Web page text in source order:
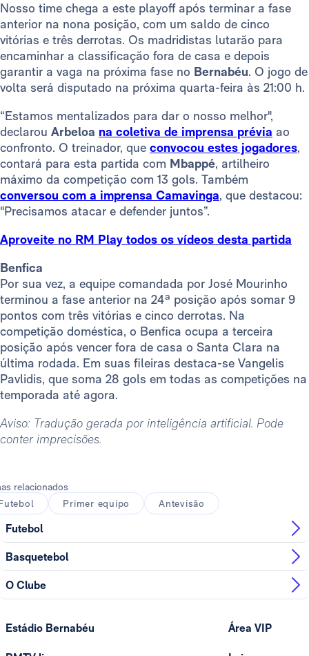
Nosso time chega a este playoff após terminar a fase
anterior na nona posição, com um saldo de cinco
vitórias e três derrotas. Os madridistas lutarão para
encaminhar a classificação fora de casa e depois
garantir a vaga na próxima fase no Bernabéu. O jogo de
volta será disputado na próxima quarta-feira às 21:00 h.
“Estamos mentalizados para dar o nosso melhor",
declarou Arbeloa na coletiva de imprensa prévia ao
confronto. O treinador, que convocou estes jogadores,
contará para esta partida com Mbappé, artilheiro
máximo da competição com 13 gols. Também
conversou com a imprensa Camavinga, que destacou:
"Precisamos atacar e defender juntos”.
Aproveite no RM Play todos os vídeos desta partida
Benfica
Por sua vez, a equipe comandada por José Mourinho
terminou a fase anterior na 24ª posição após somar 9
pontos com três vitórias e cinco derrotas. Na
competição doméstica, o Benfica ocupa a terceira
posição após vencer fora de casa o Santa Clara na
última rodada. Em suas fileiras destaca-se Vangelis
Pavlidis, que soma 28 gols em todas as competições na
temporada até agora.
Aviso: Tradução gerada por inteligência artificial. Pode
conter imprecisões.
relacionados
Primer equipo Antevisão
Futebol
Basquetebol
O Clube
Estádio Bernabéu Área VIP